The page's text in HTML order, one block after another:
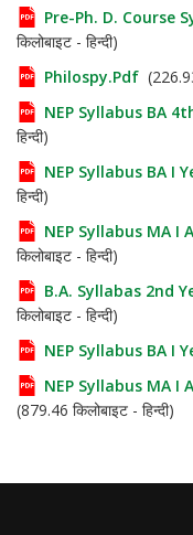
Pre-Ph. D. Course
किलोबाइट - हिन्दी)
Philospy.pdf
NEP Syllabus BA
हिन्दी)
NEP Syllabus BA I
हिन्दी)
NEP Syllabus MA I
किलोबाइट - हिन्दी)
B.A. Syllabas 2nd
किलोबाइट - हिन्दी)
NEP Syllabus BA I
NEP Syllabus MA I
(879.46 किलोबाइट - हिन्दी)